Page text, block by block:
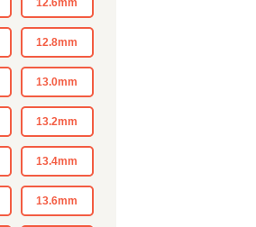
12.6mm
12.8mm
13.0mm
13.2mm
13.4mm
13.6mm